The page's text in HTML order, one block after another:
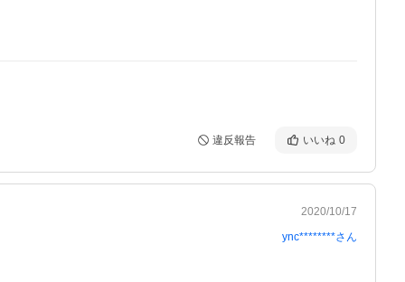
違反報告 いいね 0
2020/10/17
ync********さん